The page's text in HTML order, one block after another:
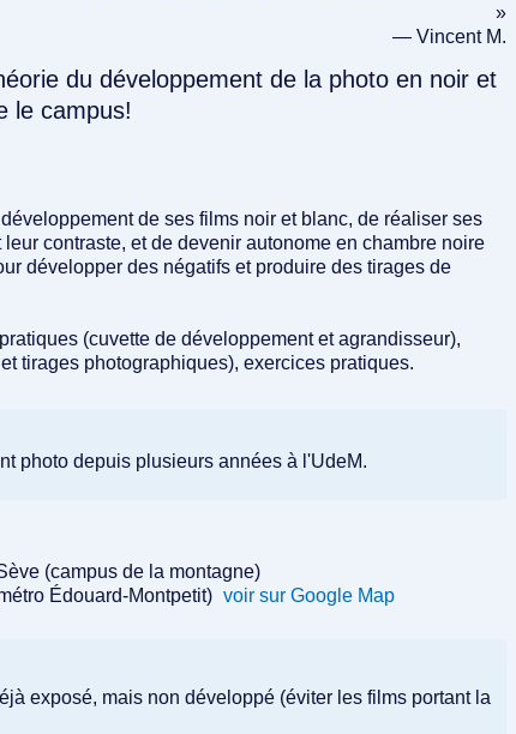
»
— Vincent M.
du développement de la photo en noir et
le campus!
de ses films noir et blanc, de réaliser ses
contraste, et de devenir autonome en chambre noire
développer des négatifs et produire des tirages de
(cuvette de développement et agrandisseur),
tirages photographiques), exercices pratiques.
photo depuis plusieurs années à l'UdeM.
(campus de la montagne)
Édouard-Montpetit) voir sur Google Map
exposé, mais non développé (éviter les films portant la